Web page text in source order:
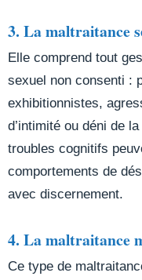
3. La maltraitance
Elle comprend tout
sexuel non consenti :
exhibitionnistes,
d’intimité ou déni de
troubles cognitifs
comportements de
avec discernement.
4. La maltraitance
Ce type de